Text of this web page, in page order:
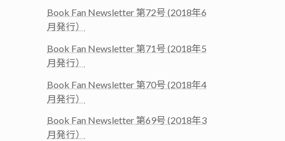
Book Fan Newsletter 第72号 (2018年6
月発行）
Book Fan Newsletter 第71号 (2018年5
月発行）
Book Fan Newsletter 第70号 (2018年4
月発行）
Book Fan Newsletter 第69号 (2018年3
月発行）